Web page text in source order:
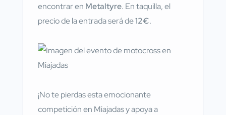
encontrar en Metaltyre. En taquilla, el
precio de la entrada será de12€.
¡No te pierdas esta emocionante
competición en Miajadas y apoya a